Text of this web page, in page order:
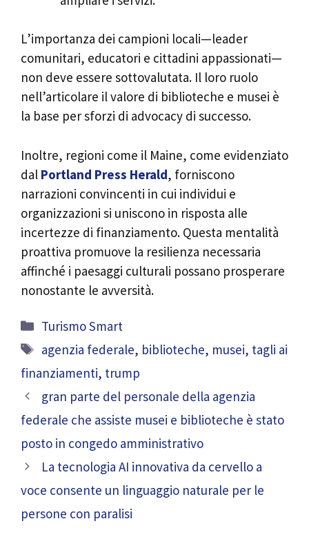
L’importanza dei campioni locali—leader
comunitari, educatori e cittadini appassionati—
non deve essere sottovalutata. Il loro ruolo
nell’articolare il valore di biblioteche e musei è
la base per sforzi di advocacy di successo.
Inoltre, regioni come il Maine, come evidenziato
dal Portland Press Herald, forniscono
narrazioni convincenti in cui individui e
organizzazioni si uniscono in risposta alle
incertezze di finanziamento. Questa mentalità
proattiva promuove la resilienza necessaria
affinché i paesaggi culturali possano prosperare
nonostante le avversità.
Categorie
Turismo Smart
Tag
agenzia federale, biblioteche, musei, tagli ai
finanziamenti, trump
gran parte del personale della agenzia
federale che assiste musei e biblioteche è stato
posto in congedo amministrativo
La tecnologia AI innovativa da cervello a
voce consente un linguaggio naturale per le
persone con paralisi